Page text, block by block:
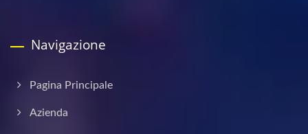
Navigazione
Pagina Principale
Azienda